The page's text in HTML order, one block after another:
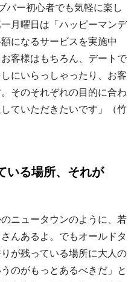
バー初心者でも気軽に楽し
月曜日は「ハッピーマンデ
になるサービスを実施中
客様はもちろん、デートで
にいらっしゃったり、お客
そのそれぞれの目的に合わ
ていただきたいです」（竹
いる場所、それが
ニュータウンのように、若
んあるよ。でもオールドタ
が残っている場所に大人の
のがもっとあるべきだ」と